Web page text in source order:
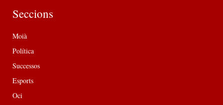
Seccions
Moià
Política
Successos
Esports
Oci